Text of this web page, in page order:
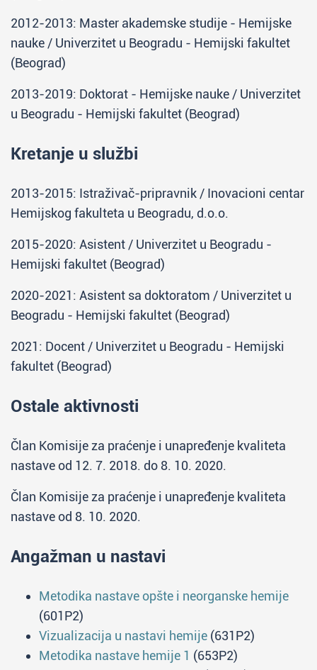
2012-2013: Master akademske studije - Hemijske
nauke / Univerzitet u Beogradu - Hemijski fakultet
(Beograd)
2013-2019: Doktorat - Hemijske nauke / Univerzitet
u Beogradu - Hemijski fakultet (Beograd)
Kretanje u službi
2013-2015: Istraživač-pripravnik / Inovacioni centar
Hemijskog fakulteta u Beogradu, d.o.o.
2015-2020: Asistent / Univerzitet u Beogradu -
Hemijski fakultet (Beograd)
2020-2021: Asistent sa doktoratom / Univerzitet u
Beogradu - Hemijski fakultet (Beograd)
2021: Docent / Univerzitet u Beogradu - Hemijski
fakultet (Beograd)
Ostale aktivnosti
Član Komisije za praćenje i unapređenje kvaliteta
nastave od 12. 7. 2018. do 8. 10. 2020.
Član Komisije za praćenje i unapređenje kvaliteta
nastave od 8. 10. 2020.
Angažman u nastavi
Metodika nastave opšte i neorganske hemije
(601P2)
Vizualizacija u nastavi hemije (631P2)
Metodika nastave hemije 1 (653P2)